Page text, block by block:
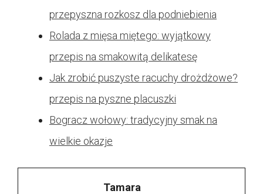
przepyszna rozkosz dla podniebienia
Rolada z mięsa miętego: wyjątkowy
przepis na smakowitą delikatesę
Jak zrobić puszyste racuchy drożdżowe?
przepis na pyszne placuszki
Bogracz wołowy: tradycyjny smak na
wielkie okazje
Tamara